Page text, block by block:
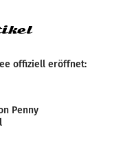
offiziell eröffnet:
Penny